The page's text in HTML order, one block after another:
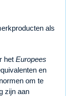
als
het Europees
en
om te
zijn aan